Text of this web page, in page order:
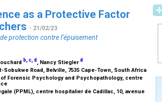
as a Protective Factor
- 21/02/23
protection contre l’épuisement
b,c,d , Nancy Stieglerd
Road, Belville, 7535 Cape-Town, South Africa
Forensic Psychology and Psychopathology, centre
(PPML), centre hospitalier de Cadillac, 10, avenue